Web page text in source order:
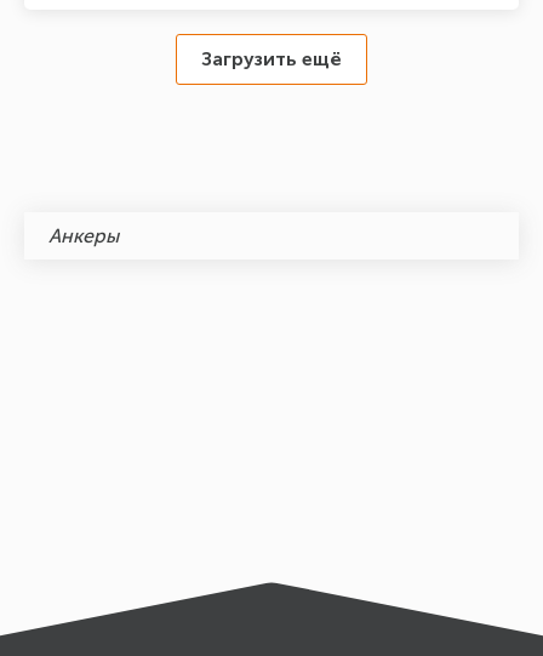
Загрузить ещё
Анкеры